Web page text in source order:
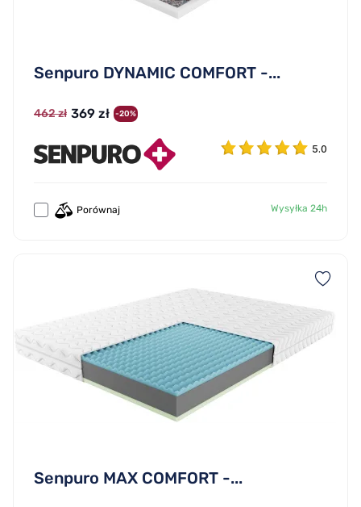
Senpuro DYNAMIC COMFORT -...
462 zł 369 zł -20%
5.0
Porównaj Wysyłka 24h
Senpuro MAX COMFORT -...